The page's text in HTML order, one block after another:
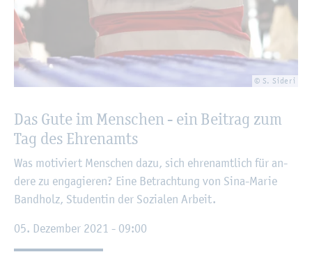
© S. Si­de­ri
Das Gute im Men­schen - ein Bei­trag zum
Tag des Eh­ren­amts
Was mo­ti­viert Men­schen dazu, sich eh­ren­amt­lich für an­
de­re zu en­ga­gie­ren? Eine Be­trach­tung von Sina-Marie
Band­holz, Stu­den­tin der So­zia­len Ar­beit.
05. De­zem­ber 2021 - 09:00